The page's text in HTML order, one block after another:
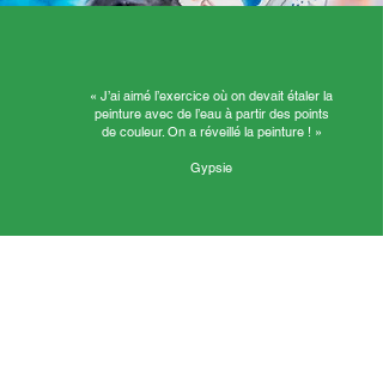
« J’ai aimé l’exercice où on devait étaler la
peinture avec de l’eau à partir des points
de couleur. On a réveillé la peinture ! »
Gypsie